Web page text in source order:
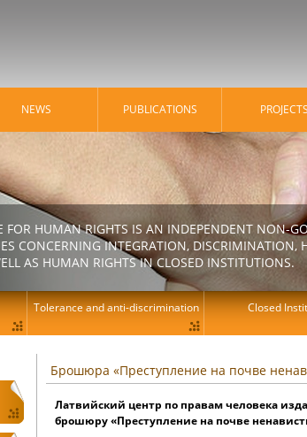
Брошюра «Преступление на почве
Латвийский центр по правам человека
брошюру «Преступление на почве
NEWS PUBLICATIONS PROJECTS
FOR HUMAN RIGHTS IS AN INDEPENDENT NON-
CONCERNING INTEGRATION,
AS HUMAN RIGHTS IN CLOSED INSTITUTIONS.
Tolerance and anti-discrimination Closed